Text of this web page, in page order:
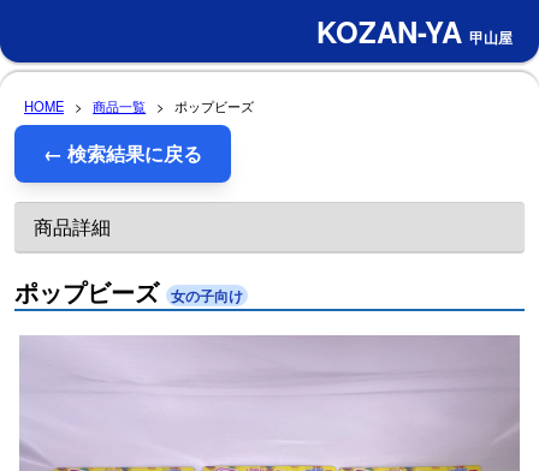
KOZAN-YA 甲山屋
HOME > 商品一覧 > ポップビーズ
← 検索結果に戻る
商品詳細
ポップビーズ 女の子向け